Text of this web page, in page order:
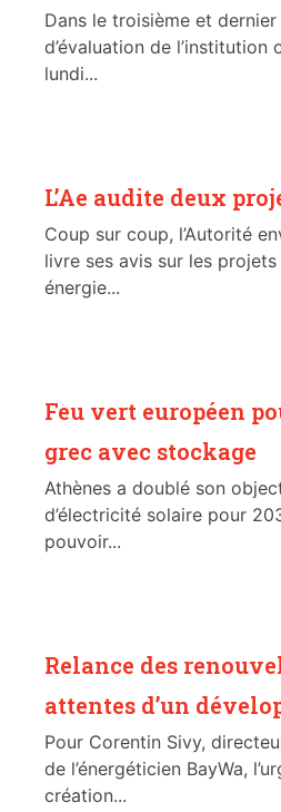
Dans le troisième et
d’évaluation de l’institution
lundi...
L’Ae audite deux
Coup sur coup, l’Autorité
livre ses avis sur les
énergie...
Feu vert européen
grec avec stockage
Athènes a doublé son
d’électricité solaire pour
pouvoir...
Relance des
attentes d’un
Pour Corentin Sivy,
de l’énergéticien BayWa,
création...